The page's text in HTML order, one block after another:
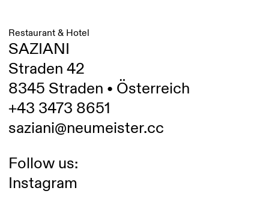
Restaurant & Hotel
SAZIANI
Straden 42
8345 Straden • Österreich
+43 3473 8651
saziani@neumeister.cc
Follow us:
Instagram